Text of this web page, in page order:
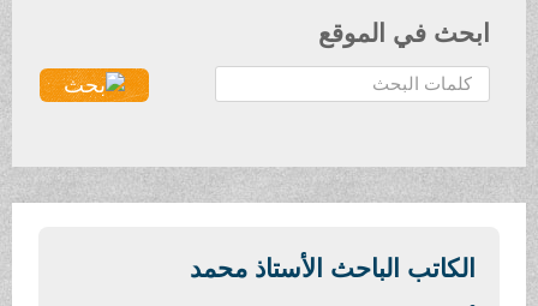
ابحث في الموقع
ح
ث
الكاتب الباحث الأستاذ محمد